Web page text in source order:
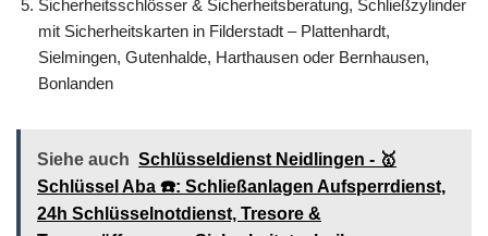
Sicherheitsschlösser & Sicherheitsberatung, Schließzylinder
mit Sicherheitskarten in Filderstadt – Plattenhardt,
Sielmingen, Gutenhalde, Harthausen oder Bernhausen,
Bonlanden
Siehe auch Schlüsseldienst Neidlingen - 🥇
Schlüssel Aba ☎️: Schließanlagen Aufsperrdienst,
24h Schlüsselnotdienst, Tresore &